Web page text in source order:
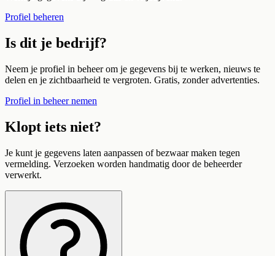
Profiel beheren
Is dit je bedrijf?
Neem je profiel in beheer om je gegevens bij te werken, nieuws te
delen en je zichtbaarheid te vergroten. Gratis, zonder advertenties.
Profiel in beheer nemen
Klopt iets niet?
Je kunt je gegevens laten aanpassen of bezwaar maken tegen
vermelding. Verzoeken worden handmatig door de beheerder
verwerkt.